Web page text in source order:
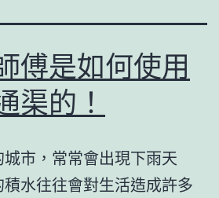
傅是如何使用
渠的！
市，常常會出現下雨天
水往往會對生活造成許多